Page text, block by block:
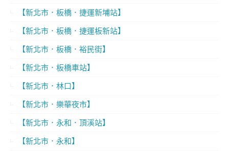
【新北市．板橋．捷運新埔站】
【新北市．板橋．捷運板新站】
【新北市．板橋．裕民街】
【新北市．板橋車站】
【新北市．林口】
【新北市．樂華夜市】
【新北市．永和．頂溪站】
【新北市．永和】